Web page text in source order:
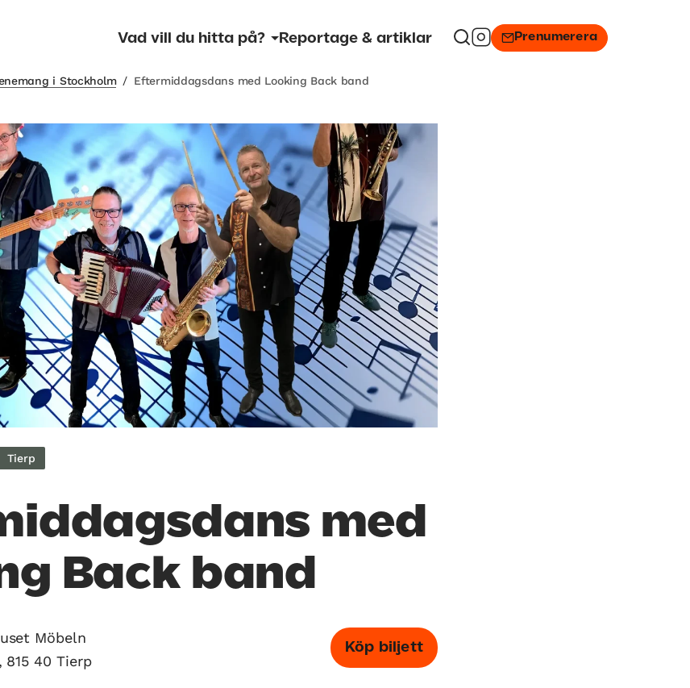
Vad vill du hitta på? Reportage & artiklar Prenumerera
i Stockholm / Eftermiddagsdans med Looking Back band
Tierp
med
Back band
Möbeln
815 40 Tierp
Köp biljett